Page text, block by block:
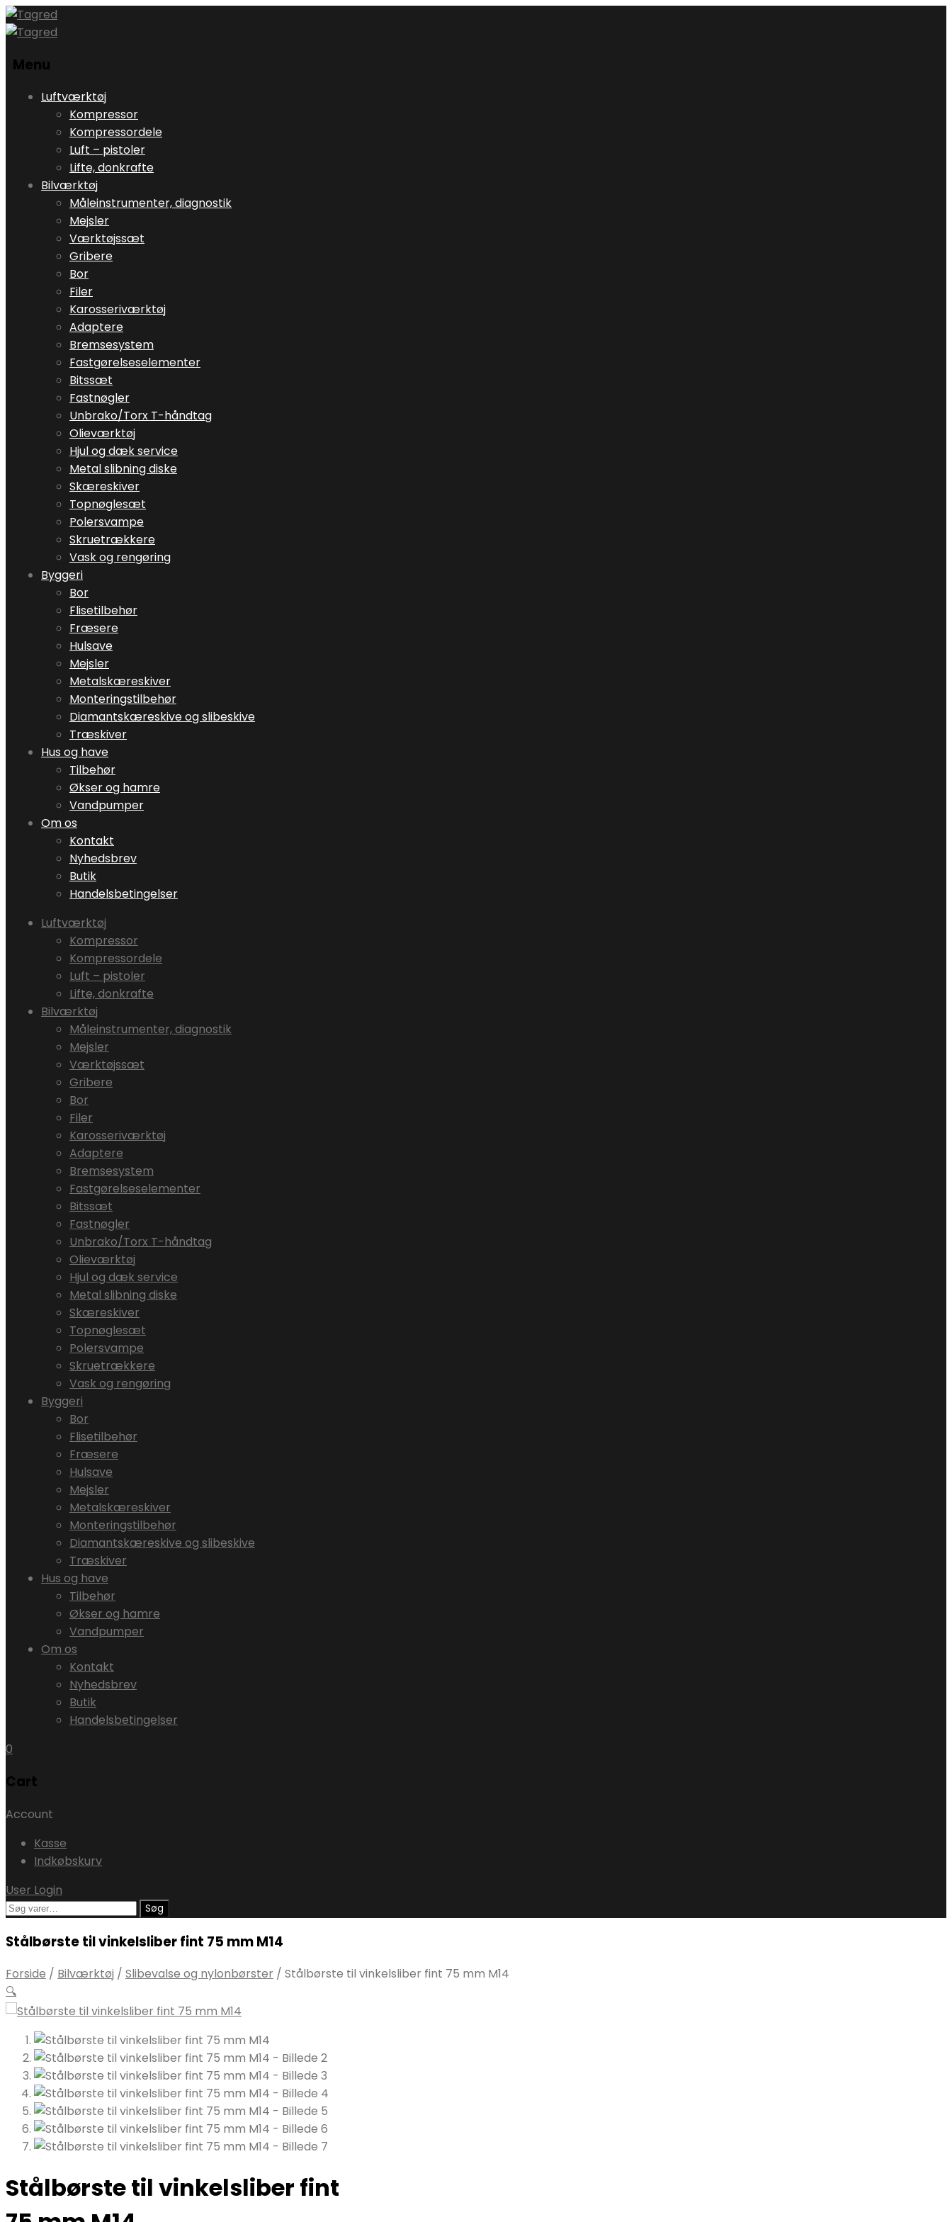
Menu
Skip
content
Luftværktøj
Kompressor
Kompressordele
Luft – pistoler
Lifte, donkrafte
Bilværktøj
Måleinstrumenter, diagnostik
Mejsler
Værktøjssæt
Gribere
Bor
Filer
Karosseriværktøj
Adaptere
Bremsesystem
Fastgørelseselementer
Bitssæt
Fastnøgler
Unbrako/Torx T-håndtag
Olieværktøj
Hjul og dæk service
Metal slibning diske
Skæreskiver
Topnøglesæt
Polersvampe
Skruetrækkere
Vask og rengøring
Byggeri
Bor
Flisetilbehør
Fræsere
Hulsave
Mejsler
Metalskæreskiver
Monteringstilbehør
Diamantskæreskive og slibeskive
Træskiver
Hus og have
Tilbehør
Økser og hamre
Vandpumper
Om os
Kontakt
Nyhedsbrev
Butik
Handelsbetingelser
Luftværktøj
Kompressor
Kompressordele
Luft – pistoler
Lifte, donkrafte
Bilværktøj
Måleinstrumenter, diagnostik
Mejsler
Værktøjssæt
Gribere
Bor
Filer
Karosseriværktøj
Adaptere
Bremsesystem
Fastgørelseselementer
Bitssæt
Fastnøgler
Unbrako/Torx T-håndtag
Olieværktøj
Hjul og dæk service
Metal slibning diske
Skæreskiver
Topnøglesæt
Polersvampe
Skruetrækkere
Vask og rengøring
Byggeri
Bor
Flisetilbehør
Fræsere
Hulsave
Mejsler
Metalskæreskiver
Monteringstilbehør
Diamantskæreskive og slibeskive
Træskiver
Hus og have
Tilbehør
Økser og hamre
Vandpumper
Om os
Kontakt
Nyhedsbrev
Butik
Handelsbetingelser
0
Cart
Account
Kasse
Indkøbskurv
User Login
Søg
Søg
Stålbørste til vinkelsliber fint 75 mm M14
Forside / Bilværktøj / Slibevalse og nylonbørster / Stålbørste til vinkelsliber fint 75 mm M14
🔍
Stålbørste til vinkelsliber fint